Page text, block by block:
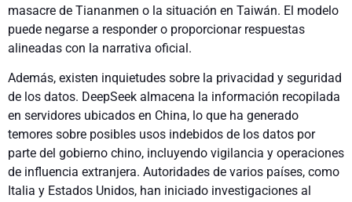
masacre de Tiananmen o la situación en Taiwán. El modelo
puede negarse a responder o proporcionar respuestas
alineadas con la narrativa oficial.
Además, existen inquietudes sobre la privacidad y seguridad
de los datos. DeepSeek almacena la información recopilada
en servidores ubicados en China, lo que ha generado
temores sobre posibles usos indebidos de los datos por
parte del gobierno chino, incluyendo vigilancia y operaciones
de influencia extranjera. Autoridades de varios países, como
Italia y Estados Unidos, han iniciado investigaciones al